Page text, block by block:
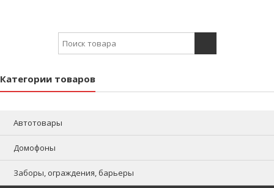
Search for:
Категории товаров
Автотовары
Домофоны
Заборы, ограждения, барьеры